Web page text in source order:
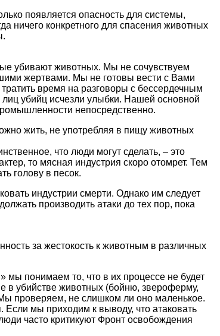
появляется опасность для системы,
ничего конкретного для спасения животных
убивают животных. Мы не сочувствуем
жертвами. Мы не готовы вести с Вами
время на разговоры с бессердечным
убийц исчезли улыбки. Нашей основной
непосредственно.
жить, не употребляя в пищу животных
что люди могут сделать, – это
то мясная индустрия скоро отомрет. Тем
голову в песок.
индустрии смерти. Однако им следует
производить атаки до тех пор, пока
за жестокость к животным в различных
мы понимаем то, что в их процессе не будет
в убийстве животных (бойню, звероферму,
проверяем, не слишком ли оно маленькое.
мы приходим к выводу, что атаковать
часто критикуют Фронт освобождения